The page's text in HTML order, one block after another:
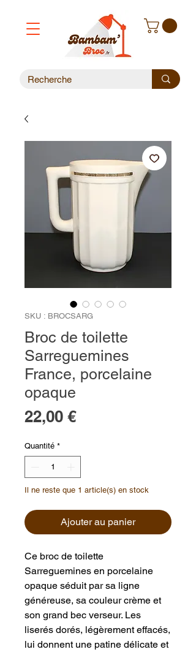
SKU : BROCSARG
Broc de toilette
Sarreguemines
France, porcelaine
opaque
22,00 €Prix
Quantité *
Il ne reste que 1 article(s) en stock
Ajouter au panier
Ce broc de toilette
Sarreguemines en porcelaine
opaque séduit par sa ligne
généreuse, sa couleur crème et
son grand bec verseur. Les
liserés dorés, légèrement effacés,
lui donnent une patine délicate et